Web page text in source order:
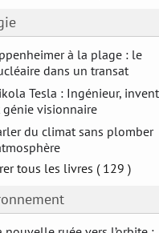
à la plage : le
dans un transat
Tesla : Ingénieur,
génie visionnaire
du climat sans plomber
tous les livres ( 129 )